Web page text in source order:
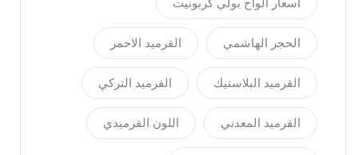
اسعار الواح بولي كربونيت
الحجر الهاشمي القرميد الاحمر
القرميد البلاستيك القرميد التركي
القرميد المعدني اللون القرميدي